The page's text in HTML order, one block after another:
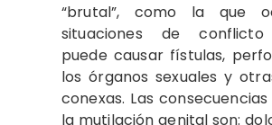
“brutal”, como la que
situaciones de conflicto
puede causar fístulas,
los órganos sexuales y
conexas. Las
la mutilación genital son: